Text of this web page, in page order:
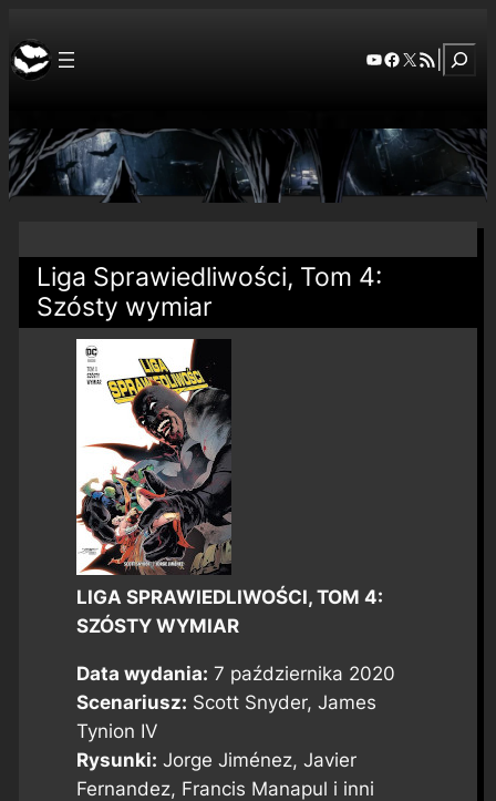
YouTube
Facebook
X RSS Feed
Liga Sprawiedliwości, Tom 4:
Szósty wymiar
LIGA SPRAWIEDLIWOŚCI, TOM 4:
SZÓSTY WYMIAR
Data wydania: 7 października 2020
Scenariusz: Scott Snyder, James
Tynion IV
Rysunki: Jorge Jiménez, Javier
Fernandez, Francis Manapul i inni